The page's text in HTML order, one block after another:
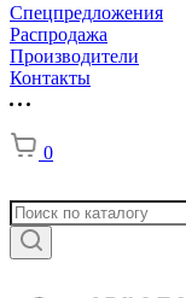
Спецпредложения
Распродажа
Производители
Контакты
0